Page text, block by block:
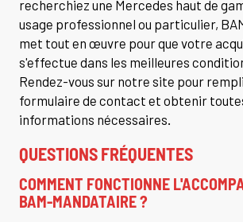
recherchiez une Mercedes haut de
usage professionnel ou particulier,
met tout en œuvre pour que votre
s'effectue dans les meilleures
Rendez-vous sur notre site pour
formulaire de contact et obtenir
informations nécessaires.
QUESTIONS FRÉQUENTES
COMMENT FONCTIONNE
BAM-MANDATAIRE ?